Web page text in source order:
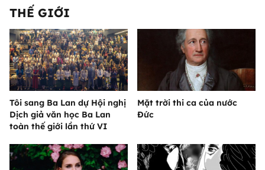
THẾ GIỚI
Tôi sang Ba Lan dự Hội nghị
Dịch giả văn học Ba Lan
toàn thế giới lần thứ VI
Mặt trời thi ca của nước
Đức